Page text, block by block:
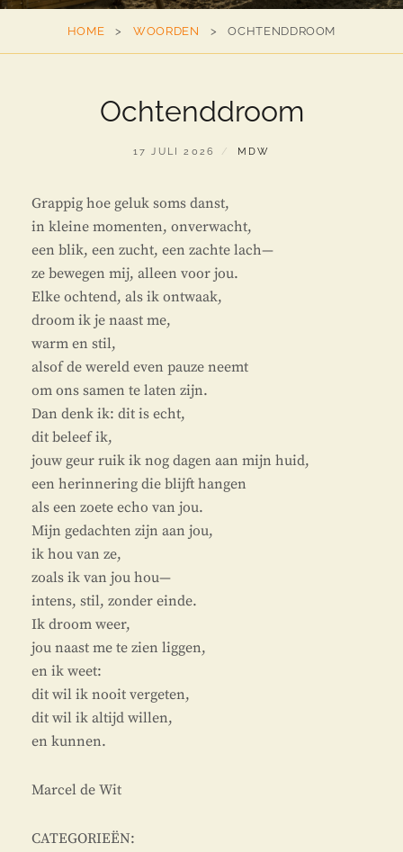
ANSEL
ADAMS
HOME > WOORDEN > OCHTENDDROOM
Ochtenddroom
GEPLAATST
17 JULI 2026 BY
MDW
Grappig hoe geluk soms danst,
in kleine momenten, onverwacht,
een blik, een zucht, een zachte lach—
ze bewegen mij, alleen voor jou.
Elke ochtend, als ik ontwaak,
droom ik je naast me,
warm en stil,
alsof de wereld even pauze neemt
om ons samen te laten zijn.
Dan denk ik: dit is echt,
dit beleef ik,
jouw geur ruik ik nog dagen aan mijn huid,
een herinnering die blijft hangen
als een zoete echo van jou.
Mijn gedachten zijn aan jou,
ik hou van ze,
zoals ik van jou hou—
intens, stil, zonder einde.
Ik droom weer,
jou naast me te zien liggen,
en ik weet:
dit wil ik nooit vergeten,
dit wil ik altijd willen,
en kunnen.
Marcel de Wit
CATEGORIEËN: